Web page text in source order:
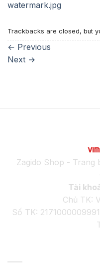
Trackbacks are closed, but
← Previous
Next →
Zagido Shop - Trang
Tài
Chủ TK:
Số TK: